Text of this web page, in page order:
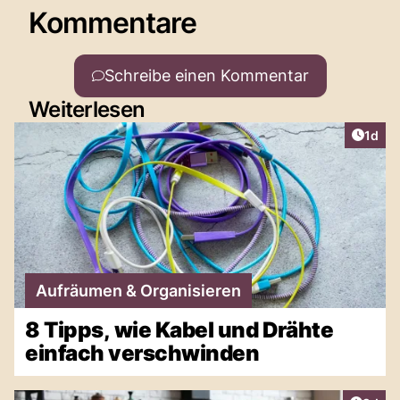
Kommentare
Schreibe einen Kommentar
Weiterlesen
1d
Aufräumen & Organisieren
8 Tipps, wie Kabel und Drähte
einfach verschwinden